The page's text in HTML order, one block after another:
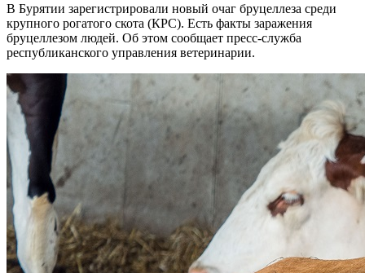
В Бурятии зарегистрировали новый очаг бруцеллеза среди
крупного рогатого скота (КРС). Есть факты заражения
бруцеллезом людей. Об этом сообщает пресс-служба
республиканского управления ветеринарии.